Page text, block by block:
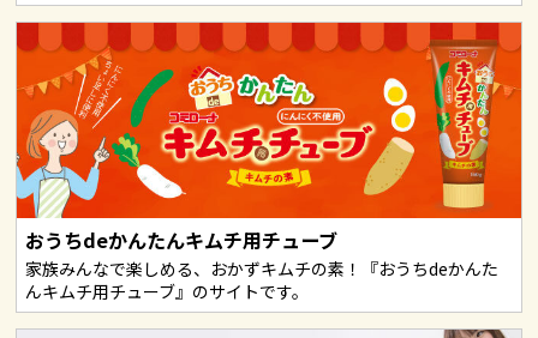
おうちdeかんたんキムチ用チューブ
家族みんなで楽しめる、おかずキムチの素！『おうちdeかんた
んキムチ用チューブ』のサイトです。